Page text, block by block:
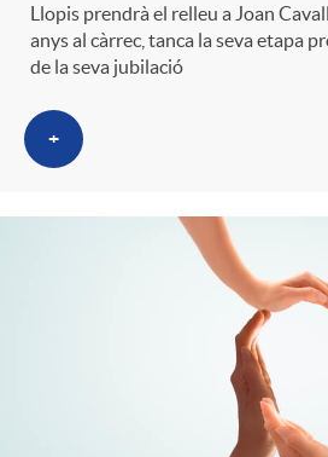
Llopis prendrà el relleu a Joan
anys al càrrec, tanca la seva etapa
de la seva jubilació
+